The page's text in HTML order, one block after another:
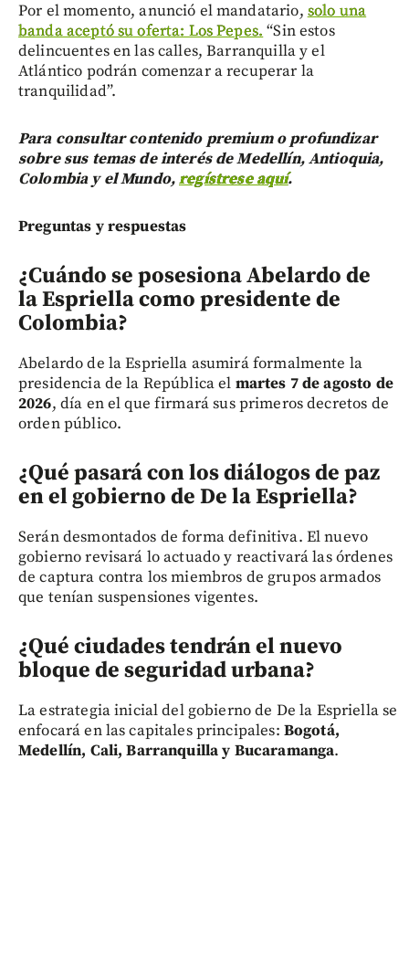
Por el momento, anunció el mandatario,solo una
banda aceptó su oferta: Los Pepes.“Sin estos
delincuentes en las calles, Barranquilla y el
Atlántico podrán comenzar a recuperar la
tranquilidad”.
Para consultar contenido premium o profundizar
sobre sus temas de interés de Medellín, Antioquia,
Colombia y el Mundo,regístrese aquí.
Preguntas y respuestas
¿Cuándo se posesiona Abelardo de
la Espriella como presidente de
Colombia?
Abelardo de la Espriella asumirá formalmente la
presidencia de la República el martes 7 de agosto de
2026, día en el que firmará sus primeros decretos de
orden público.
¿Qué pasará con los diálogos de paz
en el gobierno de De la Espriella?
Serán desmontados de forma definitiva. El nuevo
gobierno revisará lo actuado y reactivará las órdenes
de captura contra los miembros de grupos armados
que tenían suspensiones vigentes.
¿Qué ciudades tendrán el nuevo
bloque de seguridad urbana?
La estrategia inicial del gobierno de De la Espriella se
enfocará en las capitales principales: Bogotá,
Medellín, Cali, Barranquilla y Bucaramanga.